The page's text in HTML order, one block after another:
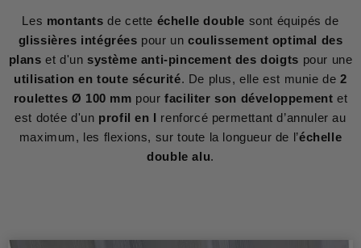
Les montants de cette échelle double sont équipés de
glissières intégrées pour un coulissement optimal des
plans et d'un système anti-pincement des doigts pour une
utilisation en toute sécurité. De plus, elle est munie de2
roulettes Ø 100 mm pourfaciliter son développement et
est dotée d'un profil en I renforcé permettant d’annuler au
maximum, les flexions, sur toute la longueur de l’échelle
double alu.